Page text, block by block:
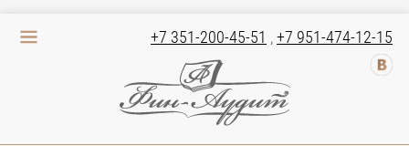
+7 351-200-45-51 ,+7 951-474-12-15